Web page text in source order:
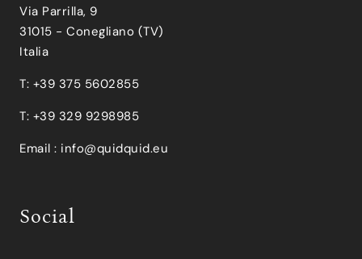
Via Parrilla, 9
31015 - Conegliano (TV)
Italia
T: +39 375 5602855
T: +39 329 9298985
Email : info@quidquid.eu
Social